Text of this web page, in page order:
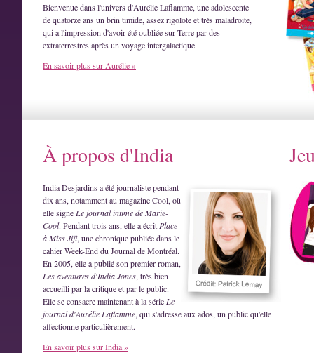
Bienvenue dans l'univers d'Aurélie Laflamme, une adolescente
de quatorze ans un brin timide, assez rigolote et très maladroite,
qui a l'impression d'avoir été oubliée sur Terre par des
extraterrestres après un voyage intergalactique.
En savoir plus sur Aurélie »
À propos d'India
India Desjardins a été journaliste pendant
dix ans, notamment au magazine Cool, où
elle signe Le journal intime de Marie-
Cool. Pendant trois ans, elle a écrit Place
à Miss Jiji, une chronique publiée dans le
cahier Week-End du Journal de Montréal.
En 2005, elle a publié son premier roman,
Les aventures d'India Jones, très bien
accueilli par la critique et par le public.
Elle se consacre maintenant à la série Le
journal d'Aurélie Laflamme, qui s'adresse aux ados, un public qu'elle
affectionne particulièrement.
En savoir plus sur India »